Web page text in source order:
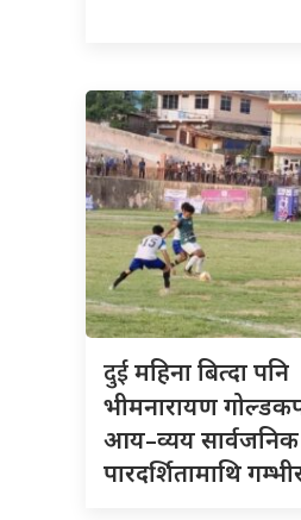
दुईमहिना बित्दा पनि
भीमनारायण
आय–व्यय
पारदर्शितामाथि